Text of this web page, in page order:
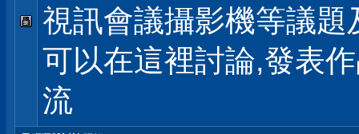
視訊會議攝影機等議題
可以在這裡討論,發表
流